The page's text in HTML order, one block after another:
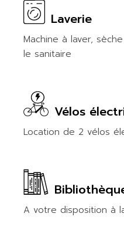
Laverie
Machine à laver,
le sanitaire
Vélos
Location de 2 vélos
A votre disposition à